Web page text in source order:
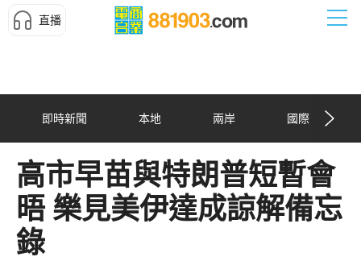
直播
即時新聞 本地 兩岸 國際
高市早苗與特朗普短暫會
晤 樂見美伊達成諒解備忘
錄